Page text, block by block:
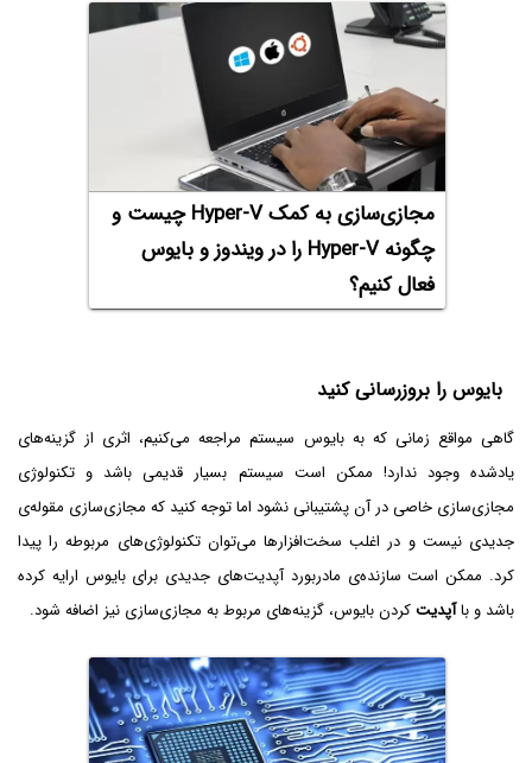
مجازی‌سازی به کمک Hyper-V‌ چیست و
چگونه Hyper-V را در ویندوز و بایوس
فعال کنیم؟
بایوس را بروزرسانی کنید
گاهی مواقع زمانی که به بایوس سیستم مراجعه می‌کنیم، اثری از گزینه‌های
یادشده وجود ندارد! ممکن است سیستم بسیار قدیمی باشد و تکنولوژی
مجازی‌سازی خاصی در آن پشتیبانی نشود اما توجه کنید که مجازی‌سازی مقوله‌ی
جدیدی نیست و در اغلب سخت‌افزارها می‌توان تکنولوژی‌های مربوطه را پیدا
کرد. ممکن است سازنده‌ی مادربورد آپدیت‌های جدیدی برای بایوس ارایه کرده
باشد و باآپدیتکردن بایوس، گزینه‌های مربوط به مجازی‌سازی نیز اضافه شود.